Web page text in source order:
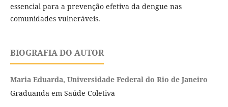
essencial para a prevenção efetiva da dengue nas
comunidades vulneráveis.
BIOGRAFIA DO AUTOR
Maria Eduarda, Universidade Federal do Rio de Janeiro
Graduanda em Saúde Coletiva